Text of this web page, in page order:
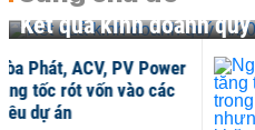
Kết quả kinh doanh
ACV, PV Power
rót vốn vào các
án